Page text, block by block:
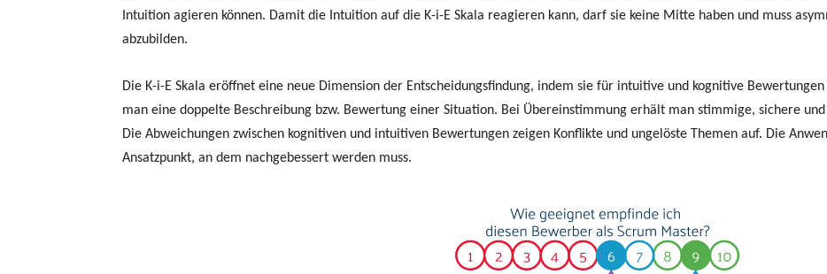
Intuition agieren können. Damit die Intuition auf die K-i-E Skala reagieren kann, darf sie keine Mitte haben und muss
abzubilden.
Die K-i-E Skala eröffnet eine neue Dimension der Entscheidungsfindung, indem sie für intuitive und kognitive
man eine doppelte Beschreibung bzw. Bewertung einer Situation. Bei Übereinstimmung erhält man stimmige, sichere
Die Abweichungen zwischen kognitiven und intuitiven Bewertungen zeigen Konflikte und ungelöste Themen auf. Die
Ansatzpunkt, an dem nachgebessert werden muss.